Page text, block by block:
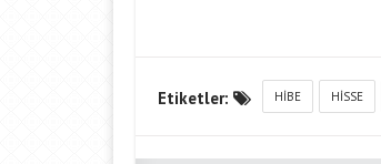
Etiketler: HIBE HISSE